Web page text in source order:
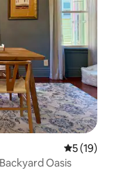
5 (19)
Oasis